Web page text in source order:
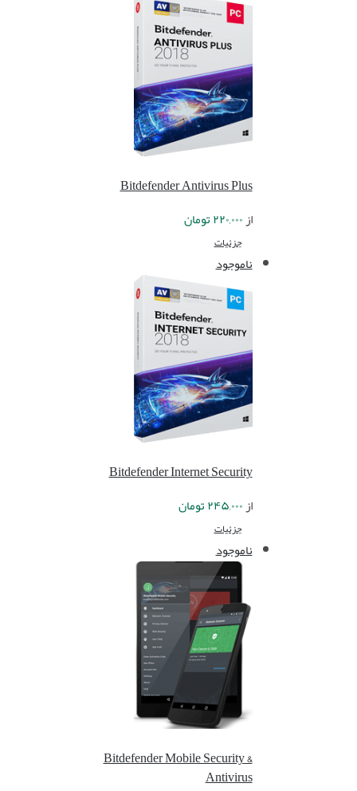
Bitdefender Antivirus Plus
از۲۲۰,۰۰۰تومان
جزئیات
ناموجود
Bitdefender Internet Security
از۲۴۵,۰۰۰تومان
جزئیات
ناموجود
Bitdefender Mobile Security &
Antivirus